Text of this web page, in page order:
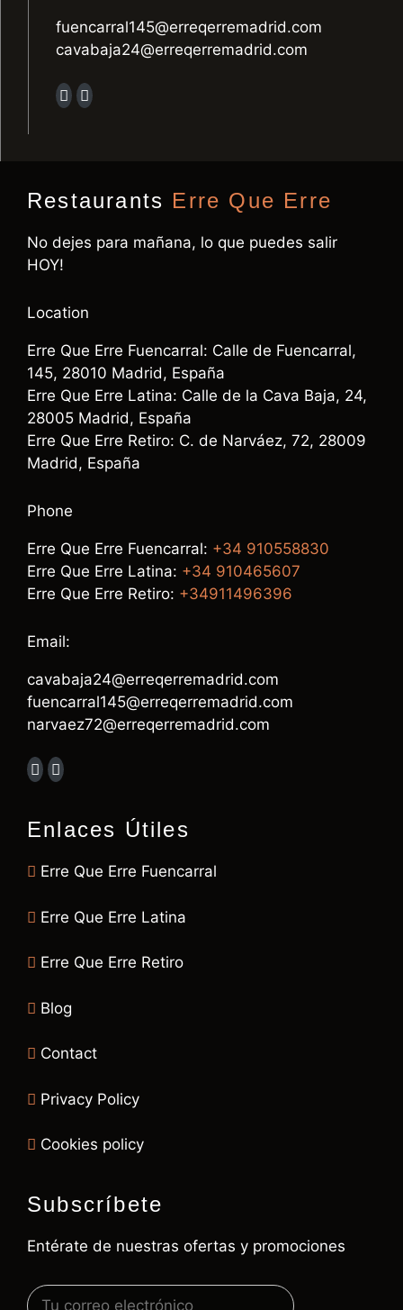
fuencarral145@erreqerremadrid.com
cavabaja24@erreqerremadrid.com
Restaurants Erre Que Erre
No dejes para mañana, lo que puedes salir
HOY!
Location
Erre Que Erre Fuencarral: Calle de Fuencarral,
145, 28010 Madrid, España
Erre Que Erre Latina: Calle de la Cava Baja, 24,
28005 Madrid, España
Erre Que Erre Retiro: C. de Narváez, 72, 28009
Madrid, España
Phone
Erre Que Erre Fuencarral: +34 910558830
Erre Que Erre Latina: +34 910465607
Erre Que Erre Retiro: +34911496396
Email:
cavabaja24@erreqerremadrid.com
fuencarral145@erreqerremadrid.com
narvaez72@erreqerremadrid.com
Enlaces Útiles
Erre Que Erre Fuencarral
Erre Que Erre Latina
Erre Que Erre Retiro
Blog
Contact
Privacy Policy
Cookies policy
Subscríbete
Entérate de nuestras ofertas y promociones